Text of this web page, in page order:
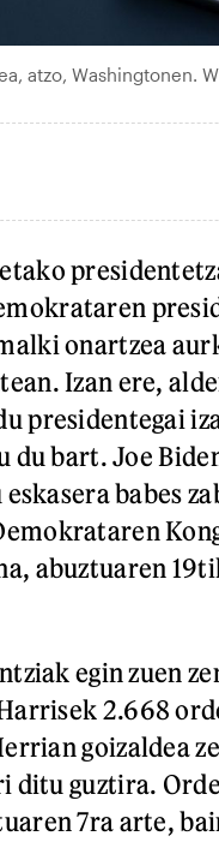
atzo, Washingtonen.
onartzea
Izan ere,
presidentegai
du bart. Joe
babes
abuztuaren
egin zuen
2.668
goizaldea
ditu guztira.
7ra arte,